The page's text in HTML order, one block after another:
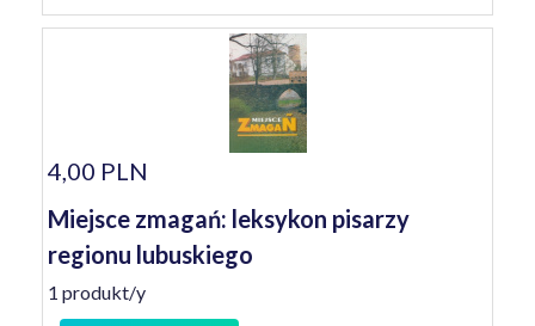
4,00 PLN
Miejsce zmagań: leksykon pisarzy
regionu lubuskiego
1 produkt/y